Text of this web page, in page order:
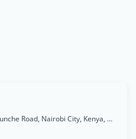
GA Insurance House, Ralph Bunche Road, Nairobi City, Kenya, Nairobi Area